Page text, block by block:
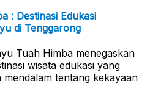
: Destinasi Edukasi
di Tenggarong
Tuah Himba menegaskan
wisata edukasi yang
tentang kekayaan